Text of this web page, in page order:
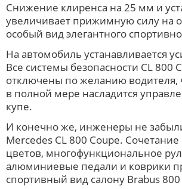
Снижение клиренса на 25 мм и
увеличивает прижимную силу на
особый вид элегантного
На автомобиль устанавливается
Все системы безопасности CL 800
отключены по желанию водителя,
в полной мере насладится
купе.
И конечно же, инженеры не
Mercedes CL 800 Coupe.
цветов, многофункциональное
алюминиевые педали и коврики
спортивный вид салону Brabus 800